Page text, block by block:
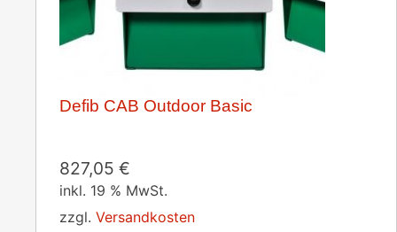
Defib CAB Outdoor Basic
827,05 €
inkl. 19 % MwSt.
zzgl. Versandkosten